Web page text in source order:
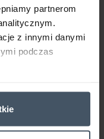
partnerom
z innymi danymi
podczas